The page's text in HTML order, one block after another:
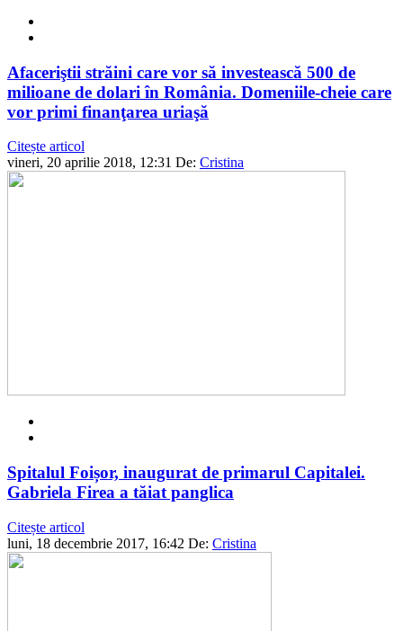
Afaceriştii străini care vor să investească 500 de
milioane de dolari în România. Domeniile-cheie care
vor primi finanţarea uriaşă
Citește articol
vineri, 20 aprilie 2018, 12:31 De: Cristina
Spitalul Foișor, inaugurat de primarul Capitalei.
Gabriela Firea a tăiat panglica
Citește articol
luni, 18 decembrie 2017, 16:42 De: Cristina